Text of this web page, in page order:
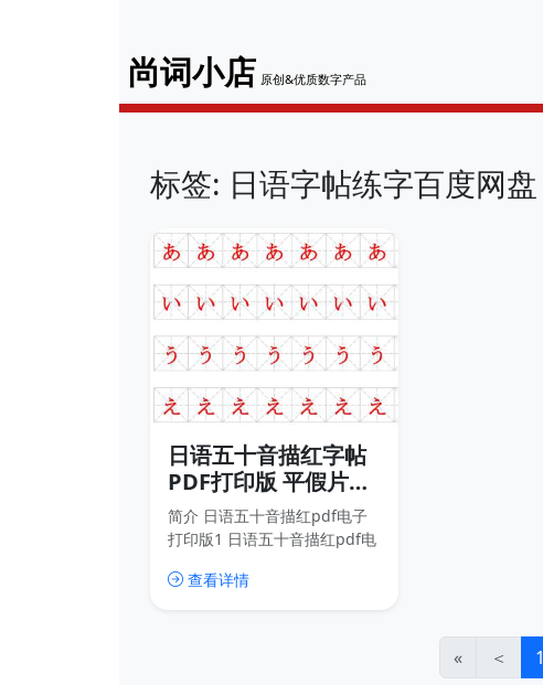
尚词小店 原创&优质数字产品
标签: 日语字帖练字百度网盘
日语五十音描红字帖
PDF打印版 平假片假
名 日语初学入门练习
稿纸
简介 日语五十音描红pdf电子
打印版1 日语五十音描红pdf电
电子打印版3 日语五十音描红
查看详情
« ＜ 1